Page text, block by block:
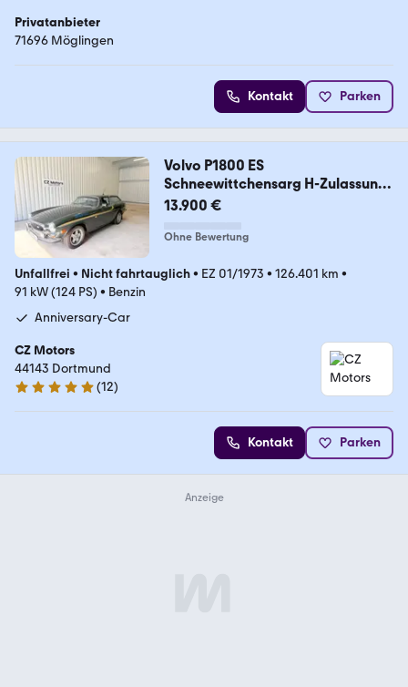
Privatanbieter
71696 Möglingen
Kontakt Parken
Volvo P1800 ES
Schneewittchensarg H-Zulassung
deutsch
13.900 €
Ohne Bewertung
Unfallfrei • Nicht fahrtauglich• EZ 01/1973 • 126.401 km •
91 kW (124 PS) • Benzin
Anniversary-Car
CZ Motors
44143 Dortmund
5 Sterne
(12)
Kontakt Parken